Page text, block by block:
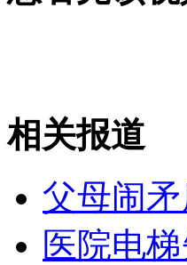
山西运城恶犬咬伤多
女孩北京地铁殴打老
相关报道
父母闹
医院电